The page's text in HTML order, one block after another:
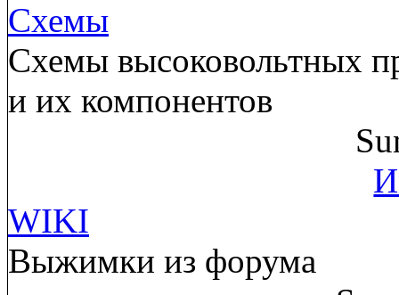
Схемы
Схемы высоковольтных
и их компонентов
WIKI
Выжимки из форума